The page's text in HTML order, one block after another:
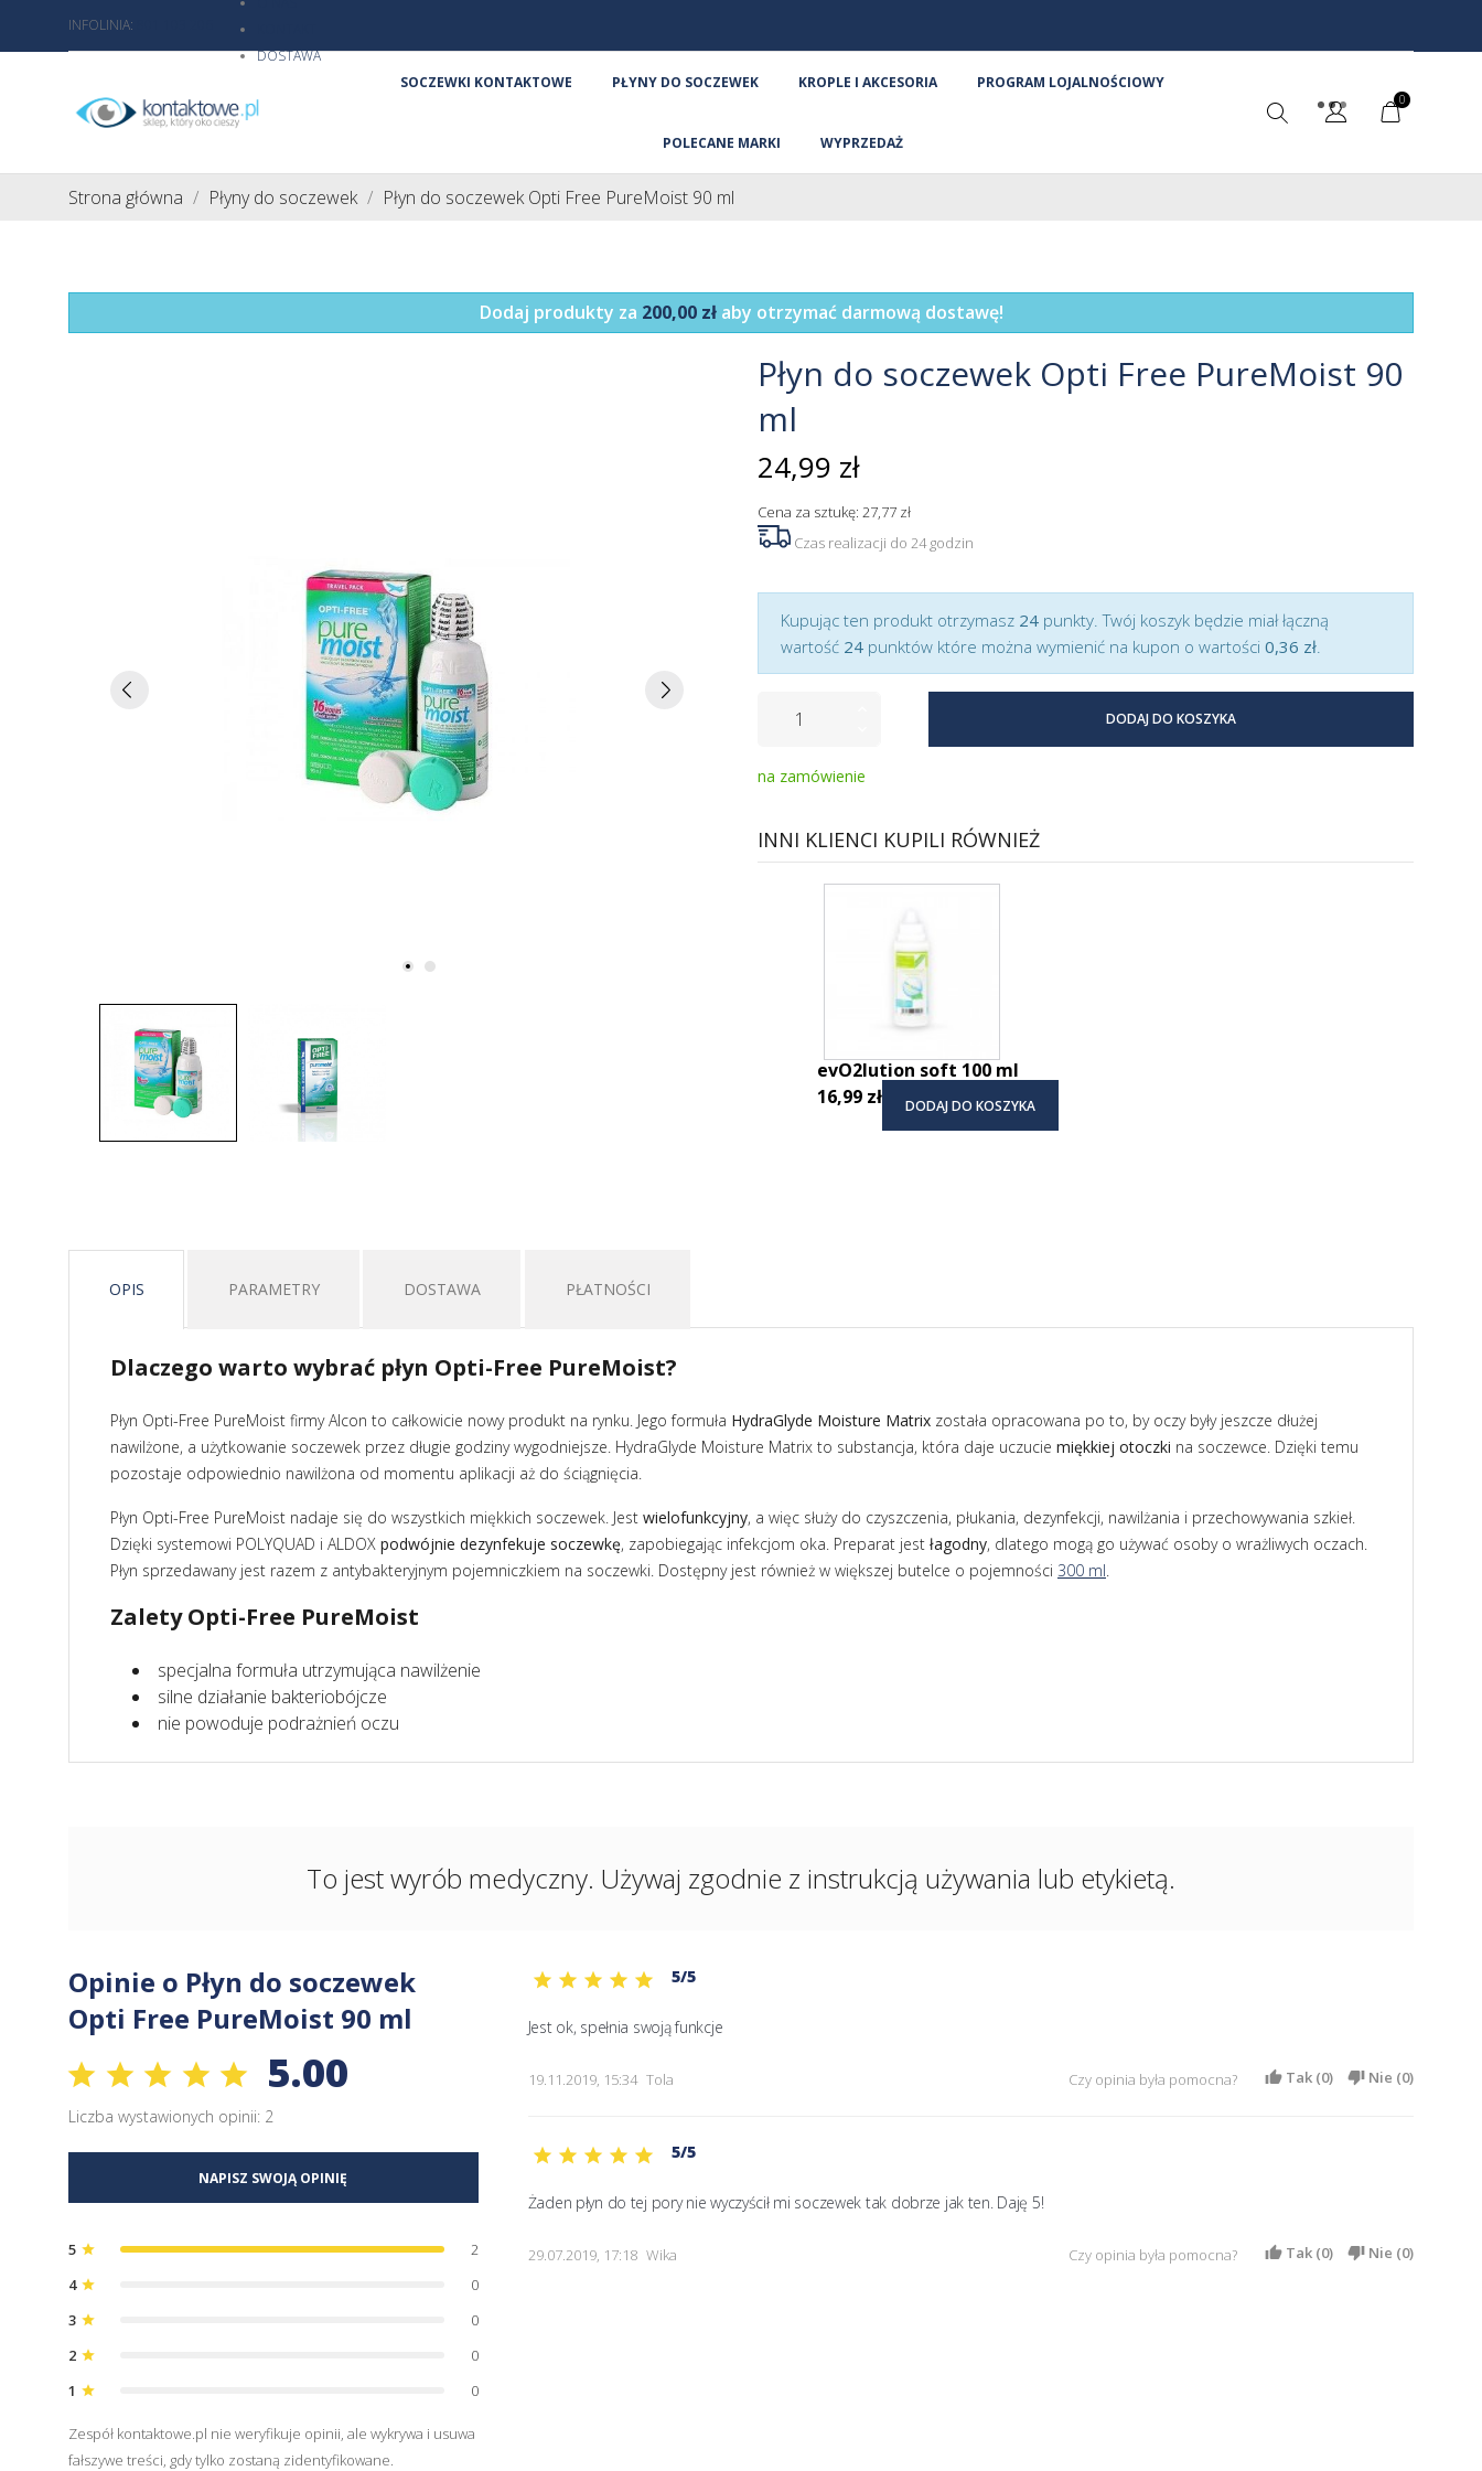
INFOLINIA:
DOSTAWA
SOCZEWKI KONTAKTOWE
PŁYNY DO SOCZEWEK KROPLE I AKCESORIA PROGRAM LOJALNOŚCIOWY
POLECANE MARKI WYPRZEDAŻ
0
Strona główna Płyny do soczewek Płyn do soczewek Opti Free PureMoist 90 ml
Dodaj produkty za 200,00 złaby otrzymać darmową dostawę!
Płyn do soczewek Opti Free PureMoist 90
ml
24,99 zł
Cena za sztukę: 27,77 zł
Czas realizacji do 24 godzin
Kupując ten produkt otrzymasz 24 punkty. Twój koszyk będzie miał łączną
wartość 24 punktów które można wymienić na kupon o wartości 0,36 zł.
DODAJ DO KOSZYKA
na zamówienie
INNI KLIENCI KUPILI RÓWNIEŻ
evO2lution soft 100 ml
16,99 zł
DODAJ DO KOSZYKA
OPIS PARAMETRY DOSTAWA PŁATNOŚCI
Dlaczego warto wybrać płyn Opti-Free PureMoist?
Płyn Opti-Free PureMoist firmy Alcon to całkowicie nowy produkt na rynku. Jego formuła HydraGlyde Moisture Matrix została opracowana po to, by oczy były jeszcze dłużej
nawilżone, a użytkowanie soczewek przez długie godziny wygodniejsze. HydraGlyde Moisture Matrix to substancja, która daje uczucie miękkiej otoczki na soczewce. Dzięki temu
pozostaje odpowiednio nawilżona od momentu aplikacji aż do ściągnięcia.
Płyn Opti-Free PureMoist nadaje się do wszystkich miękkich soczewek. Jest wielofunkcyjny, a więc służy do czyszczenia, płukania, dezynfekcji, nawilżania i przechowywania szkieł.
Dzięki systemowi POLYQUAD i ALDOX podwójnie dezynfekuje soczewkę, zapobiegając infekcjom oka. Preparat jest łagodny, dlatego mogą go używać osoby o wrażliwych oczach.
Płyn sprzedawany jest razem z antybakteryjnym pojemniczkiem na soczewki. Dostępny jest również w większej butelce o pojemności 300 ml.
Zalety Opti-Free PureMoist
specjalna formuła utrzymująca nawilżenie
silne działanie bakteriobójcze
nie powoduje podrażnień oczu
To jest wyrób medyczny. Używaj zgodnie z instrukcją używania lub etykietą.
Opinie o Płyn do soczewek
Opti Free PureMoist 90 ml
5.00
Liczba wystawionych opinii: 2
NAPISZ SWOJĄ OPINIĘ
5 star
2
4 star
0
3 star
0
2 star
0
1 star 0
Zespół kontaktowe.pl nie weryfikuje opinii, ale wykrywa i usuwa
fałszywe treści, gdy tylko zostaną zidentyfikowane.
5/5
Jest ok, spełnia swoją funkcje
19.11.2019, 15:34 Tola Czy opinia była pomocna? Tak (0) Nie (0)
5/5
Żaden płyn do tej pory nie wyczyścił mi soczewek tak dobrze jak ten. Daję 5!
29.07.2019, 17:18 Wika Czy opinia była pomocna? Tak (0) Nie (0)